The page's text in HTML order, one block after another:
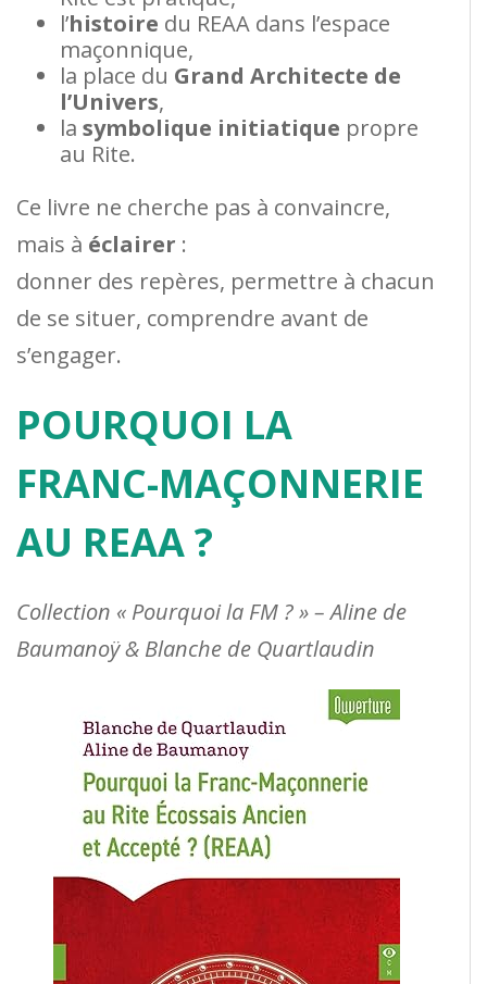
l’histoire du REAA dans l’espace
maçonnique,
la place du Grand Architecte de
l’Univers,
la symbolique initiatique propre
au Rite.
Ce livre ne cherche pas à convaincre,
mais à éclairer :
donner des repères, permettre à chacun
de se situer, comprendre avant de
s’engager.
POURQUOI LA
FRANC-MAÇONNERIE
AU REAA ?
Collection « Pourquoi la FM ? » – Aline de
Baumanoÿ & Blanche de Quartlaudin